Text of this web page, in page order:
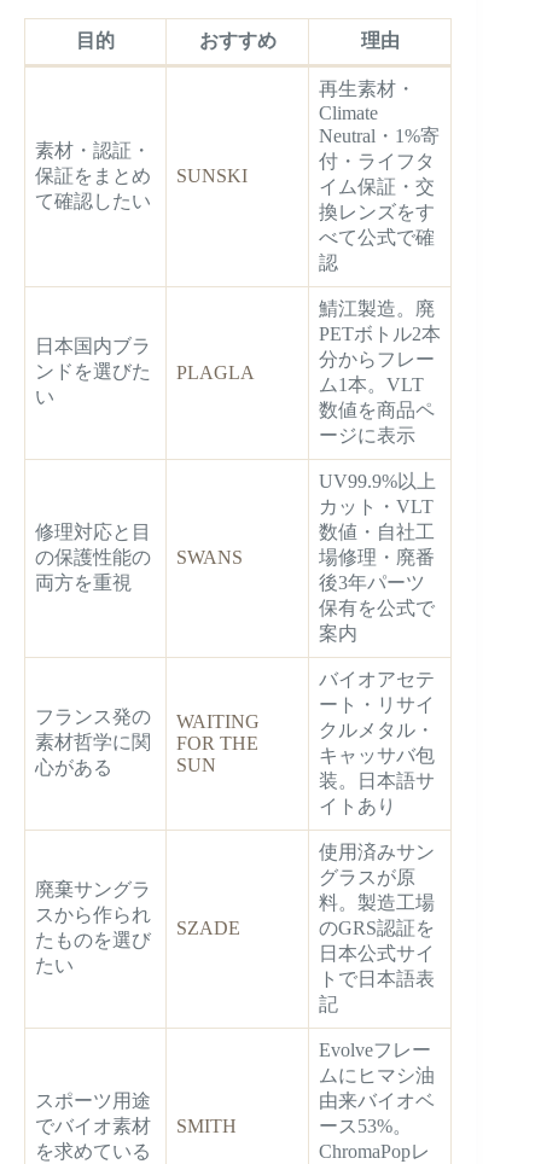
目的 おすすめ 理由
素材・認証・
保証をまとめ
て確認したい
SUNSKI
再生素材・
Climate
Neutral・1%寄
付・ライフタ
イム保証・交
換レンズをす
べて公式で確
認
日本国内ブラ
ンドを選びた
い
PLAGLA
鯖江製造。廃
PETボトル2本
分からフレー
ム1本。VLT
数値を商品ペ
ージに表示
修理対応と目
の保護性能の
両方を重視
SWANS
UV99.9%以上
カット・VLT
数値・自社工
場修理・廃番
後3年パーツ
保有を公式で
案内
フランス発の
素材哲学に関
心がある
WAITING
FOR THE
SUN
バイオアセテ
ート・リサイ
クルメタル・
キャッサバ包
装。日本語サ
イトあり
廃棄サングラ
スから作られ
たものを選び
たい
SZADE
使用済みサン
グラスが原
料。製造工場
のGRS認証を
日本公式サイ
トで日本語表
記
スポーツ用途
でバイオ素材
を求めている
SMITH
Evolveフレー
ムにヒマシ油
由来バイオベ
ース53%。
ChromaPopレ